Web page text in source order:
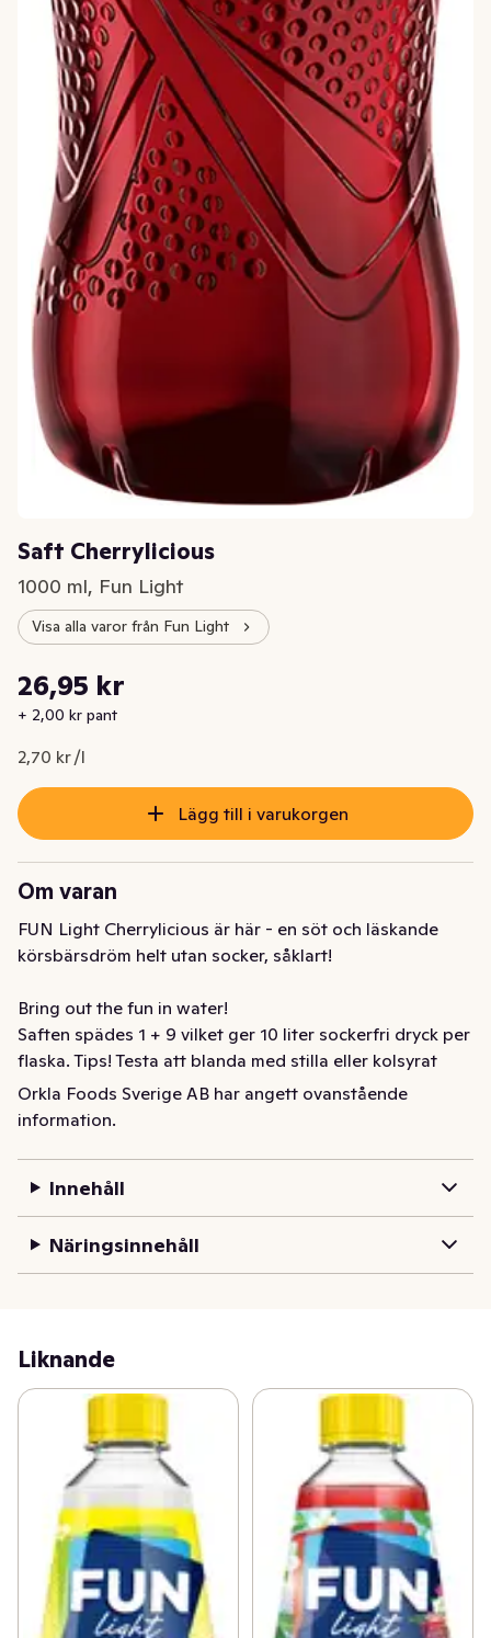
Saft Cherrylicious
1000 ml, Fun Light
Visa alla varor från Fun Light
Nuvarande pris är: 26,95 kr
26,95 kr
+ 2,00 kr pant
2,70 kr /l
Styckpris: 2,70 kr /l
Lägg till i varukorgen
Om varan
FUN Light Cherrylicious är här - en söt och läskande
körsbärsdröm helt utan socker, såklart!
Bring out the fun in water!
Saften spädes 1 + 9 vilket ger 10 liter sockerfri dryck per
flaska. Tips! Testa att blanda med stilla eller kolsyrat
vatten!
som möjligt på din FUN Light. Drycken har naturliga
färger och aromer och FUN Light tillverkas alltid i
Sverige!
P.S Glöm inte bort att panta din FUN Light flaska när
den är slut, så att den kan bli till nya flaskor!
Orkla Foods Sverige AB har angett ovanstående
information.
Innehåll
Näringsinnehåll
Liknande